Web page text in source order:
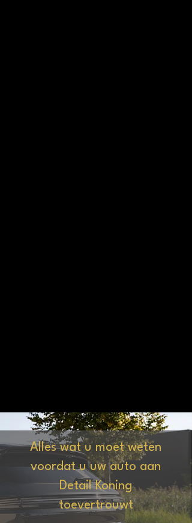
Alles wat u moet weten
voordat u uw auto aan
Detail Koning
toevertrouwt